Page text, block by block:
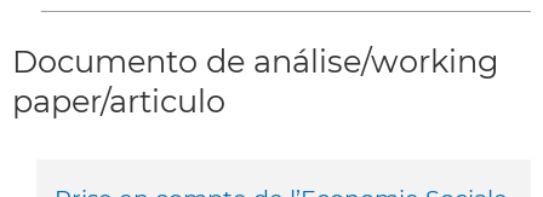
Documento de análise/working
paper/articulo